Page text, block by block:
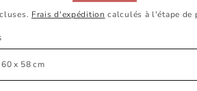
promotionnel
Frais d'expédition calculés à l'étape de